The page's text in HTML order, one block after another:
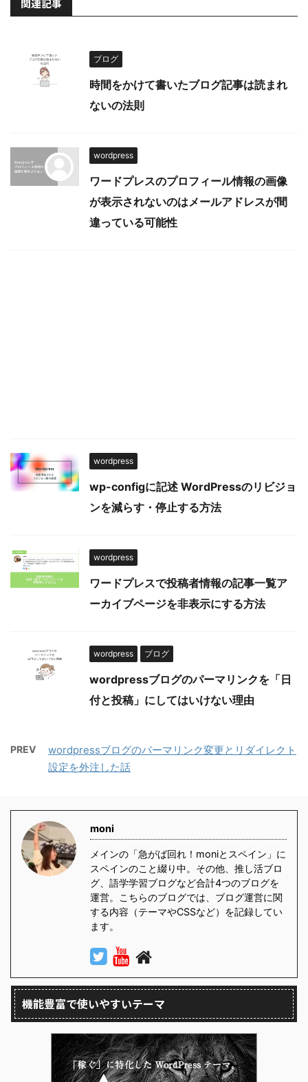
関連記事
ブログ
時間をかけて書いたブログ記事は読まれ
ないの法則
wordpress
ワードプレスのプロフィール情報の画像
が表示されないのはメールアドレスが間
違っている可能性
wordpress
wp-configに記述 WordPressのリビジョ
ンを減らす・停止する方法
wordpress
ワードプレスで投稿者情報の記事一覧ア
ーカイブページを非表示にする方法
wordpress ブログ
wordpressブログのパーマリンクを「日
付と投稿」にしてはいけない理由
PREV
wordpressブログのパーマリンク変更とリダイレクト
設定を外注した話
moni
メインの「急がば回れ！moniとスペイン」に
スペインのこと綴り中。その他、推し活ブロ
グ、語学学習ブログなど合計4つのブログを
運営。こちらのブログでは、ブログ運営に関
する内容（テーマやCSSなど）を記録してい
ます。
機能豊富で使いやすいテーマ